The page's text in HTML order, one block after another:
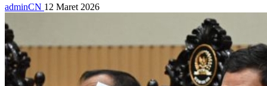
adminCN 12 Maret 2026